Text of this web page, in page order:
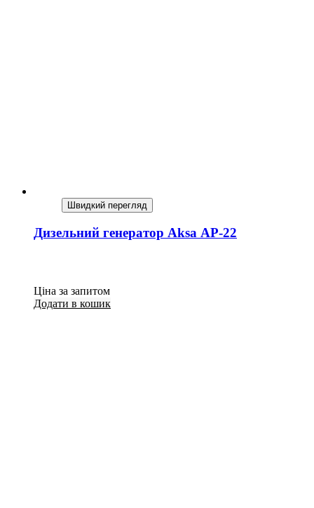
Швидкий перегляд
Дизельний генератор Aksa AP-22
Ціна за запитом
Додати в кошик